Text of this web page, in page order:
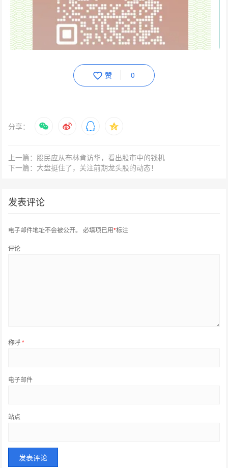
赞 0
分享：
上一篇：股民应从布林肯访华，看出股市中的钱机
下一篇：大盘挺住了，关注前期龙头股的动态！
发表评论
电子邮件地址不会被公开。 必填项已用*标注
评论
称呼*
电子邮件
站点